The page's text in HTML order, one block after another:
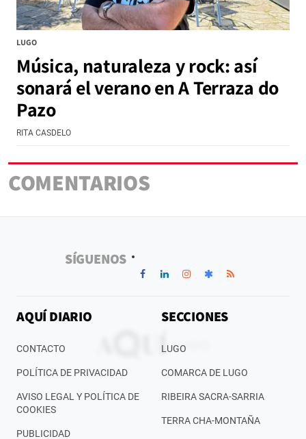
LUGO
Música, naturaleza y rock: así
sonará el verano en A Terraza do
Pazo
RITA CASDELO
COMENTARIOS
SÍGUENOS
AQUÍ DIARIO
CONTACTO
POLÍTICA DE PRIVACIDAD
AVISO LEGAL Y POLÍTICA DE
COOKIES
PUBLICIDAD
SECCIONES
LUGO
COMARCA DE LUGO
RIBEIRA SACRA-SARRIA
TERRA CHA-MONTAÑA